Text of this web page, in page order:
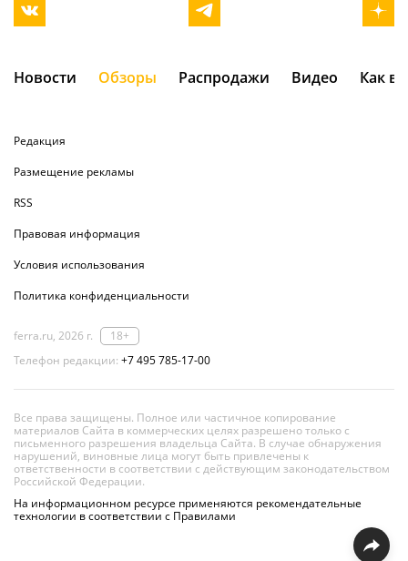
Новости Обзоры Распродажи Видео Как
Редакция
Размещение рекламы
RSS
Правовая информация
Условия использования
Политика конфиденциальности
ferra.ru, 2026 г.
18+
Телефон редакции: +7 495 785-17-00
Все права защищены. Полное или частичное копирование
материалов Сайта в коммерческих целях разрешено только с
письменного разрешения владельца Сайта. В случае обнаружения
нарушений, виновные лица могут быть привлечены к
ответственности в соответствии с действующим законодательством
Российской Федерации.
На информационном ресурсе применяются рекомендательные
технологии в соответствии с Правилами